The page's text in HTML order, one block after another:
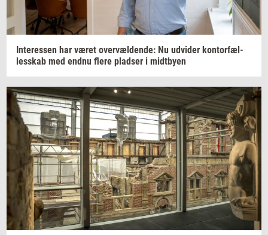
In­ter­es­sen har været over­væl­den­de: Nu ud­vi­der kon­tor­fæl­
les­skab med endnu flere plad­ser i midt­by­en